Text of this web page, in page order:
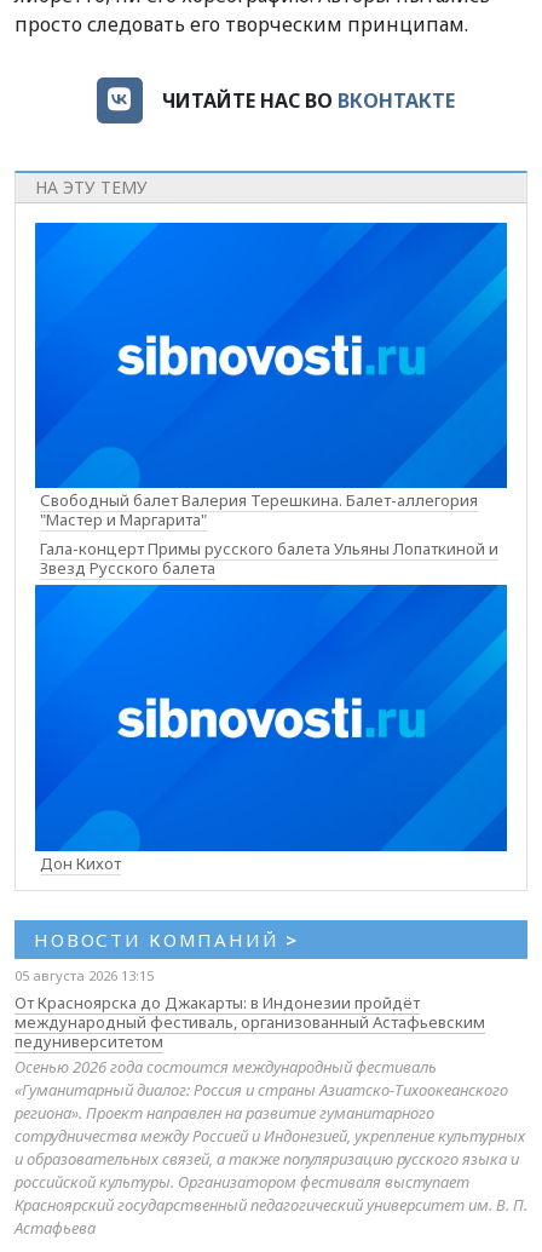
просто следовать его творческим принципам.
ЧИТАЙТЕ НАС ВО ВКОНТАКТЕ
НА ЭТУ ТЕМУ
Свободный балет Валерия Терешкина. Балет-аллегория
"Мастер и Маргарита"
Гала-концерт Примы русского балета Ульяны Лопаткиной и
Звезд Русского балета
Дон Кихот
НОВОСТИ КОМПАНИЙ >
05 августа 2026 13:15
От Красноярска до Джакарты: в Индонезии пройдёт
международный фестиваль, организованный Астафьевским
педуниверситетом
Осенью 2026 года состоится международный фестиваль
«Гуманитарный диалог: Россия и страны Азиатско-Тихоокеанского
региона». Проект направлен на развитие гуманитарного
сотрудничества между Россией и Индонезией, укрепление культурных
и образовательных связей, а также популяризацию русского языка и
российской культуры. Организатором фестиваля выступает
Красноярский государственный педагогический университет им. В. П.
Астафьева